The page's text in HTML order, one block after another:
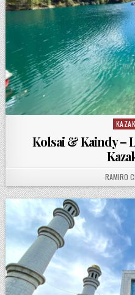
Kolsai & Kaindy –
AUTHOR:
RAMIRO